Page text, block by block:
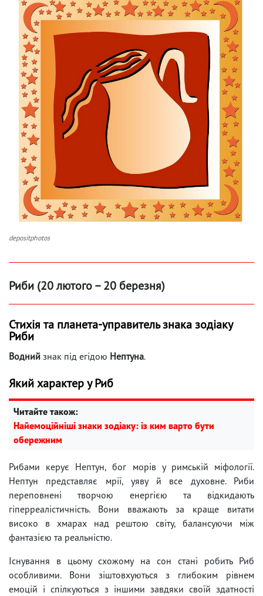
depositphotos
Риби (20 лютого – 20 березня)
Стихія та планета-управитель знака зодіаку
Риби
Водний знак під егідою Нептуна.
Який характер у Риб
Читайте також:
Найемоційніші знаки зодіаку: із ким варто бути
обережним
Рибами керує Нептун, бог морів у римській міфології.
Нептун представляє мрії, уяву й все духовне. Риби
переповнені творчою енергією та відкидають
гіперреалістичність. Вони вважають за краще витати
високо в хмарах над рештою світу, балансуючи між
фантазією та реальністю.
Існування в цьому схожому на сон стані робить Риб
особливими. Вони зіштовхуються з глибоким рівнем
емоцій і спілкуються з іншими завдяки своїй здатності